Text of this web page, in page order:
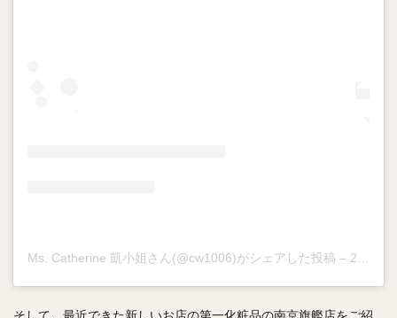
Ms. Catherine 凱小姐さん(@cw1006)がシェアした投稿 – 2017年11月月27日午後11時45分PST